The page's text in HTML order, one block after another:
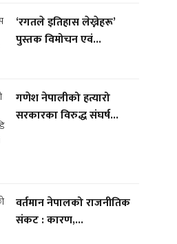
‘रगतले इतिहास लेख्नेहरू’
पुस्तक विमोचन एवं...
गणेश नेपालीको हत्यारो
सरकारका विरुद्ध संघर्ष...
वर्तमान नेपालको राजनीतिक
संकट : कारण,...